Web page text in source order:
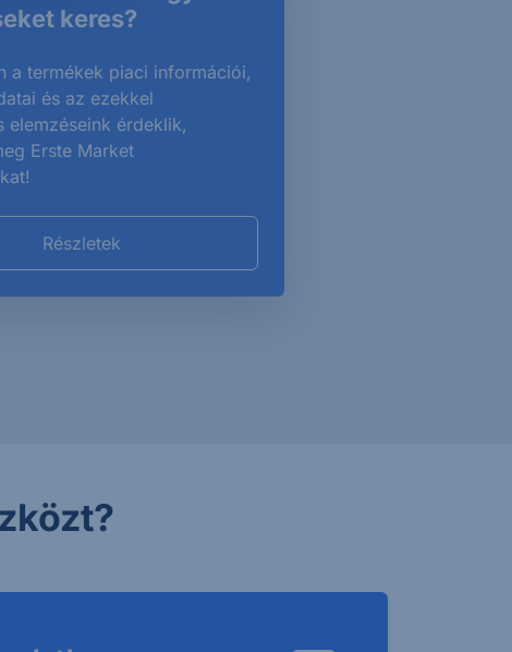
keres?
a termékek piaci információi,
és az ezekkel
elemzéseink érdeklik,
Erste Market
Részletek